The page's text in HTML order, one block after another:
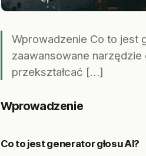
Wprowadzenie Co to jest
zaawansowane
przekształcać […]
Wprowadzenie
Co to jest generator głosu AI?